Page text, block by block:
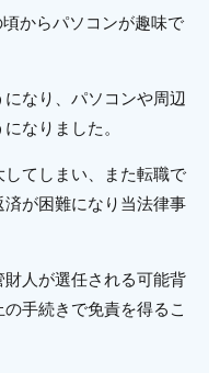
からパソコンが趣味で
なり、パソコンや周辺
なりました。
てしまい、また転職で
が困難になり当法律事
人が選任される可能背
手続きで免責を得るこ